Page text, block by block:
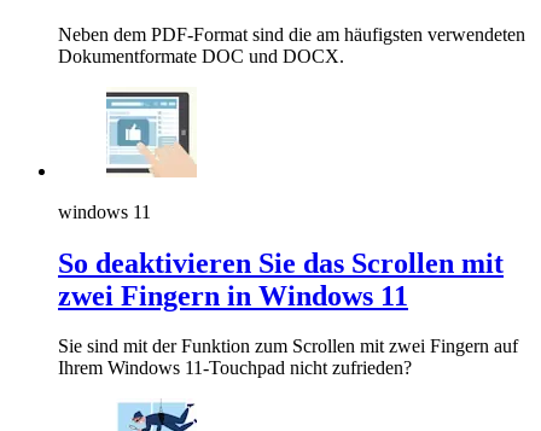
Neben dem PDF-Format sind die am häufigsten verwendeten
Dokumentformate DOC und DOCX.
windows 11
So deaktivieren Sie das Scrollen mit
zwei Fingern in Windows 11
Sie sind mit der Funktion zum Scrollen mit zwei Fingern auf
Ihrem Windows 11-Touchpad nicht zufrieden?